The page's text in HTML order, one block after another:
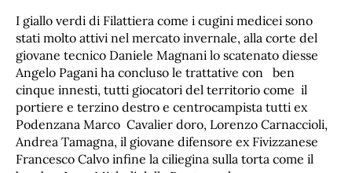
I giallo verdi di Filattiera come i cugini medicei sono
stati molto attivi nel mercato invernale, alla corte del
giovane tecnico Daniele Magnani lo scatenato diesse
Angelo Pagani ha concluso le trattative con ben
cinque innesti, tutti giocatori del territorio come il
portiere e terzino destro e centrocampista tutti ex
Podenzana Marco Cavalier doro, Lorenzo Carnaccioli,
Andrea Tamagna, il giovane difensore ex Fivizzanese
Francesco Calvo infine la ciliegina sulla torta come il